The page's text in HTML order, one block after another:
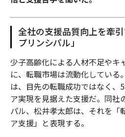
全社の支援品質向上を牽
プリンシパル」
少子高齢化による人材不足やキ
に、転職市場は流動化している
は、目先の転職成功ではなく、
ア実現を見据えた支援だ。同社
パル、松井孝太郎は、それを「
ア支援」と表現する。